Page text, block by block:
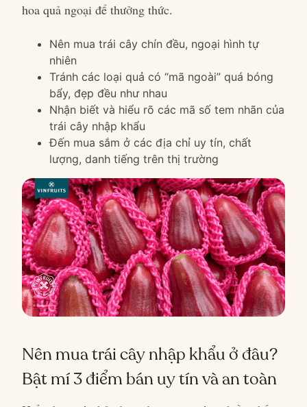
hoa quả ngoại để thưởng thức.
Nên mua trái cây chín đều, ngoại hình tự
nhiên
Tránh các loại quả có “mã ngoài” quá bóng
bẩy, đẹp đều như nhau
Nhận biết và hiểu rõ các mã số tem nhãn của
trái cây nhập khẩu
Đến mua sắm ở các địa chỉ uy tín, chất
lượng, danh tiếng trên thị trường
Nên mua trái cây nhập khẩu ở đâu?
Bật mí 3 điểm bán uy tín và an toàn